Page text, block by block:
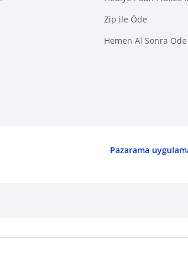
Zip ile Öde
Hemen Al Sonra Öde
Pazarama